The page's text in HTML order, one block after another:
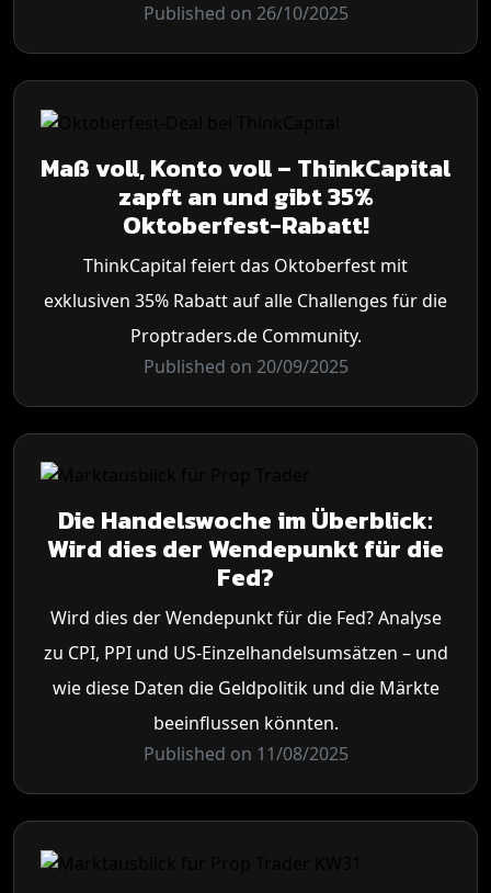
Published on 26/10/2025
Maß voll, Konto voll – ThinkCapital
zapft an und gibt 35%
Oktoberfest-Rabatt!
ThinkCapital feiert das Oktoberfest mit
exklusiven 35% Rabatt auf alle Challenges für die
Proptraders.de Community.
Published on 20/09/2025
Die Handelswoche im Überblick:
Wird dies der Wendepunkt für die
Fed?
Wird dies der Wendepunkt für die Fed? Analyse
zu CPI, PPI und US-Einzelhandelsumsätzen – und
wie diese Daten die Geldpolitik und die Märkte
beeinflussen könnten.
Published on 11/08/2025